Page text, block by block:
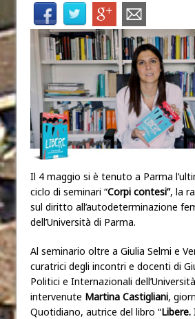
Il 4 maggio si è tenuto a Parma
ciclo di seminari “Corpi contesi”, la
sul diritto all’autodeterminazione
dell’Università di Parma.
Al seminario oltre a Giulia Selmi e
curatrici degli incontri e docenti di
Politici e Internazionali
intervenute Martina Castigliani,
Quotidiano, autrice del libro “